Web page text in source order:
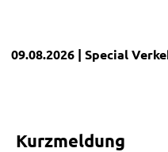
09.08.2026 | Special
Kurzmeldung